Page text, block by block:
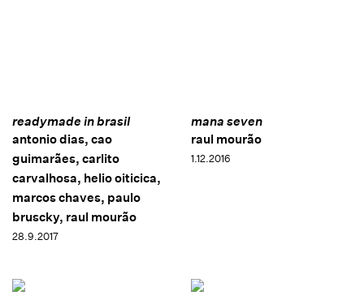
readymade in brasil
antonio dias, cao
guimarães, carlito
carvalhosa, helio oiticica,
marcos chaves, paulo
bruscky, raul mourão
28.9.2017
mana seven
raul mourão
1.12.2016